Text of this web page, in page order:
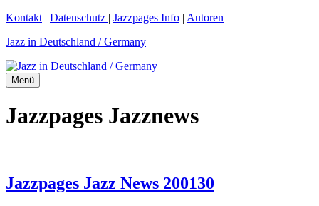
Zum
springen
Kontakt | Datenschutz | Jazzpages Info | Autoren
Jazz in Deutschland / Germany
Menü
Jazzpages Jazznews
Jazzpages Jazz News 200130